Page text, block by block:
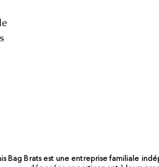
Bag Brats est une entreprise familiale